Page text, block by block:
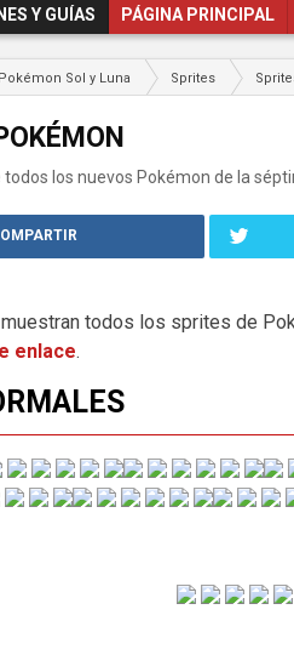
Y GUÍAS PÁGINA PRINCIPAL
Pokémon Sol y Luna Sprites
todos los nuevos Pokémon de la
todos los sprites de
enlace.